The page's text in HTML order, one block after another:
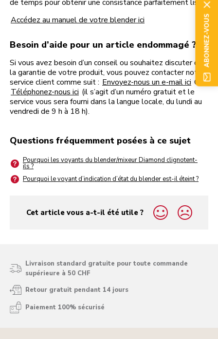
de temps pour obtenir une consistance parfaitement lisse.
Accédez au manuel de votre blender ici
Besoin d’aide pour un article endommagé ?
Si vous avez besoin d’un conseil ou souhaitez discuter de
la garantie de votre produit, vous pouvez contacter notre
service client comme suit : Envoyez-nous un e-mail ici OU
Téléphonez-nous ici (il s’agit d’un numéro gratuit et le
service vous sera fourni dans la langue locale, du lundi au
vendredi de 9 h à 18 h).
Questions fréquemment posées à ce sujet
Pourquoi les voyants du blender/mixeur Diamond clignotent-
ils ?
Pourquoi le voyant d’indication d’état du blender est-il éteint ?
Cet article vous a-t-il été utile ?
yes
no
Livraison standard gratuite pour toute commande
supérieure à 50 CHF
Retour gratuit pendant 14 jours
Paiement 100% sécurisé
ABONNEZ-VOUS